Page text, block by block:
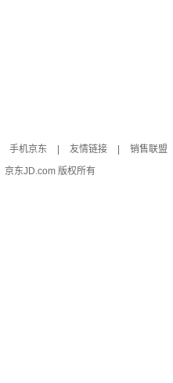
手机京东 友情链接
销售联盟
京东JD.com 版权所有